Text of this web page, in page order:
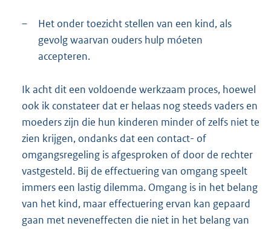
–
Het onder toezicht stellen van een kind, als
gevolg waarvan ouders hulp móeten
accepteren.
Ik acht dit een voldoende werkzaam proces, hoewel
ook ik constateer dat er helaas nog steeds vaders en
moeders zijn die hun kinderen minder of zelfs niet te
zien krijgen, ondanks dat een contact- of
omgangsregeling is afgesproken of door de rechter
vastgesteld. Bij de effectuering van omgang speelt
immers een lastig dilemma. Omgang is in het belang
van het kind, maar effectuering ervan kan gepaard
gaan met neveneffecten die niet in het belang van